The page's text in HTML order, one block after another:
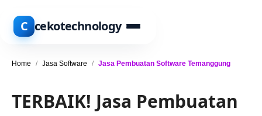
C cekotechnology
Home / Jasa Software / Jasa Pembuatan Software Temanggung
TERBAIK! Jasa Pembuatan